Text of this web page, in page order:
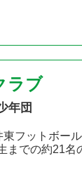
ラブ
年団
フットボー
までの約21名